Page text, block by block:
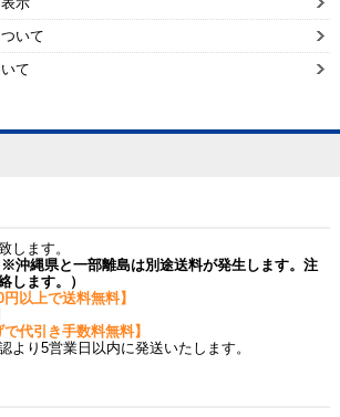
いて
て
します。
沖縄県と一部離島は別途送料が発生します。注
します。）
以上で送料無料】
代引き手数料無料】
より5営業日以内に発送いたします。